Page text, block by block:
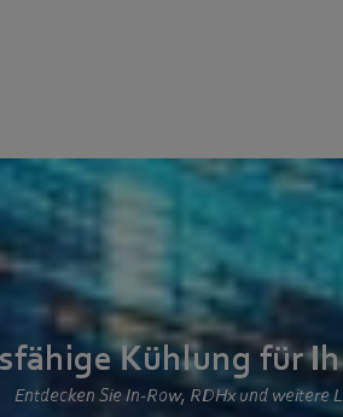
Kühlung für
Entdecken Sie In-Row, RDHx und weitere